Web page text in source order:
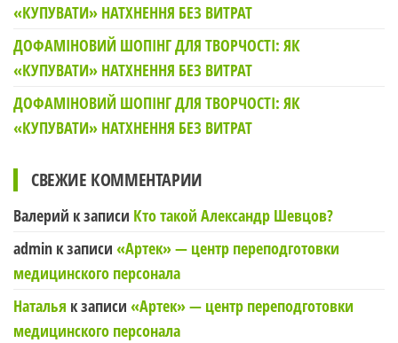
«КУПУВАТИ» НАТХНЕННЯ БЕЗ ВИТРАТ
ДОФАМІНОВИЙ ШОПІНГ ДЛЯ ТВОРЧОСТІ: ЯК
«КУПУВАТИ» НАТХНЕННЯ БЕЗ ВИТРАТ
ДОФАМІНОВИЙ ШОПІНГ ДЛЯ ТВОРЧОСТІ: ЯК
«КУПУВАТИ» НАТХНЕННЯ БЕЗ ВИТРАТ
СВЕЖИЕ КОММЕНТАРИИ
Валерий к записи Кто такой Александр Шевцов?
admin к записи «Артек» — центр переподготовки
медицинского персонала
Наталья к записи «Артек» — центр переподготовки
медицинского персонала